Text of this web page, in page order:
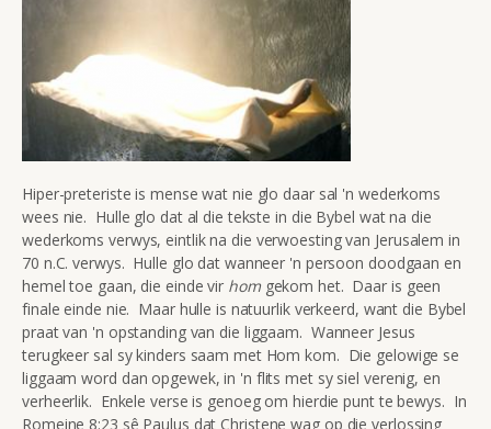
Hiper-preteriste is mense wat nie glo daar sal 'n wederkoms
wees nie. Hulle glo dat al die tekste in die Bybel wat na die
wederkoms verwys, eintlik na die verwoesting van Jerusalem in
70 n.C. verwys. Hulle glo dat wanneer 'n persoon doodgaan en
hemel toe gaan, die einde vir homgekom het. Daar is geen
finale einde nie. Maar hulle is natuurlik verkeerd, want die Bybel
praat van 'n opstanding van die liggaam. Wanneer Jesus
terugkeer sal sy kinders saam met Hom kom. Die gelowige se
liggaam word dan opgewek, in 'n flits met sy siel verenig, en
verheerlik. Enkele verse is genoeg om hierdie punt te bewys. In
Romeine 8:23 sê Paulus dat Christene wag op die verlossing